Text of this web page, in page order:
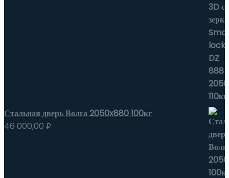
Стальная дверь Волга 2050x880 100кг
46 000,00 ₽